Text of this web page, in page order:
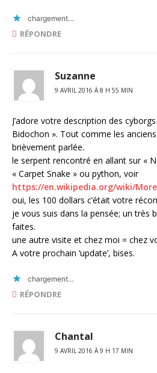
chargement…
RÉPONDRE
Suzanne
9 AVRIL 2016 À 8 H 55 MIN
J’adore votre description des
Bidochon ». Tout comme les
brièvement parlée.
le serpent rencontré en allant sur «
« Carpet Snake » ou python, voir
https://en.wikipedia.org/wiki/
oui, les 100 dollars c’était votre
je vous suis dans la pensée; un très
faites.
une autre visite et chez moi = chez
A votre prochain ‘update’, bises.
chargement…
RÉPONDRE
Chantal
9 AVRIL 2016 À 9 H 17 MIN